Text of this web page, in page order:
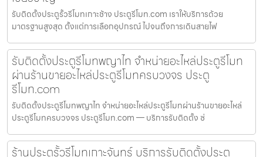
รับติดตั้งประตูรั้วรีโมทเกาะช้าง ประตูรีโมท.com เราให้บริการด้วย
มาตรฐานสูงสุด ตั้งแต่การเลือกอุปกรณ์ ไปจนถึงการเดินสายไฟ
รับติดตั้งประตูรีโมทพญาไท จำหน่ายอะไหล่ประตูรีโมท
ผ่านร้านขายอะไหล่ประตูรีโมทครบวงจร ประตู
รีโมท.com
รับติดตั้งประตูรีโมทพญาไท จำหน่ายอะไหล่ประตูรีโมทผ่านร้านขายอะไหล่
ประตูรีโมทครบวงจร ประตูรีโมท.com — บริการรับติดตั้ง ซ่
ร้านประตูรั้วรีโมทเกาะจันทร์ บริการรับติดตั้งประตู